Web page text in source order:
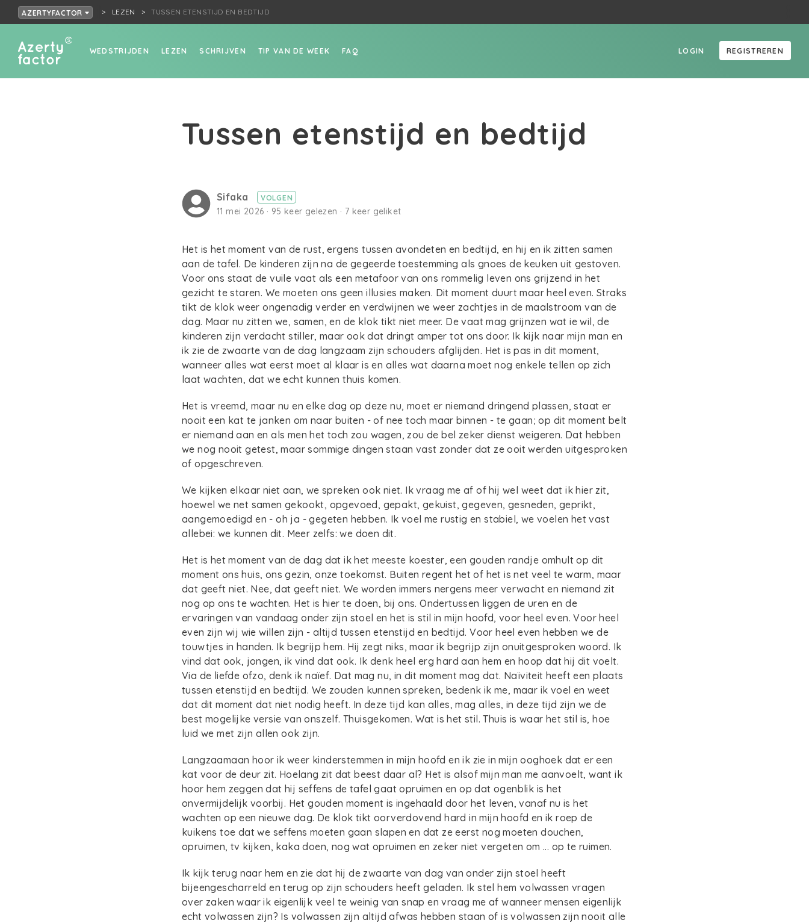
AZERTYFACTOR LEZEN TUSSEN ETENSTIJD EN BEDTIJD
WEDSTRIJDEN LEZEN SCHRIJVEN TIP VAN DE WEEK FAQ LOGIN REGISTREREN
Tussen etenstijd en bedtijd
Sifaka VOLGEN
11 mei 2026 · 95 keer gelezen · 7 keer geliket
Het is het moment van de rust, ergens tussen avondeten en bedtijd, en hij en ik zitten samen
aan de tafel. De kinderen zijn na de gegeerde toestemming als gnoes de keuken uit gestoven.
Voor ons staat de vuile vaat als een metafoor van ons rommelig leven ons grijzend in het
gezicht te staren. We moeten ons geen illusies maken. Dit moment duurt maar heel even. Straks
tikt de klok weer ongenadig verder en verdwijnen we weer zachtjes in de maalstroom van de
dag. Maar nu zitten we, samen, en de klok tikt niet meer. De vaat mag grijnzen wat ie wil, de
kinderen zijn verdacht stiller, maar ook dat dringt amper tot ons door. Ik kijk naar mijn man en
ik zie de zwaarte van de dag langzaam zijn schouders afglijden. Het is pas in dit moment,
wanneer alles wat eerst moet al klaar is en alles wat daarna moet nog enkele tellen op zich
laat wachten, dat we echt kunnen thuis komen.
Het is vreemd, maar nu en elke dag op deze nu, moet er niemand dringend plassen, staat er
nooit een kat te janken om naar buiten - of nee toch maar binnen - te gaan; op dit moment belt
er niemand aan en als men het toch zou wagen, zou de bel zeker dienst weigeren. Dat hebben
we nog nooit getest, maar sommige dingen staan vast zonder dat ze ooit werden uitgesproken
of opgeschreven.
We kijken elkaar niet aan, we spreken ook niet. Ik vraag me af of hij wel weet dat ik hier zit,
hoewel we net samen gekookt, opgevoed, gepakt, gekuist, gegeven, gesneden, geprikt,
aangemoedigd en - oh ja - gegeten hebben. Ik voel me rustig en stabiel, we voelen het vast
allebei: we kunnen dit. Meer zelfs: we doen dit.
Het is het moment van de dag dat ik het meeste koester, een gouden randje omhult op dit
moment ons huis, ons gezin, onze toekomst. Buiten regent het of het is net veel te warm, maar
dat geeft niet. Nee, dat geeft niet. We worden immers nergens meer verwacht en niemand zit
nog op ons te wachten. Het is hier te doen, bij ons. Ondertussen liggen de uren en de
ervaringen van vandaag onder zijn stoel en het is stil in mijn hoofd, voor heel even. Voor heel
even zijn wij wie willen zijn - altijd tussen etenstijd en bedtijd. Voor heel even hebben we de
touwtjes in handen. Ik begrijp hem. Hij zegt niks, maar ik begrijp zijn onuitgesproken woord. Ik
vind dat ook, jongen, ik vind dat ook. Ik denk heel erg hard aan hem en hoop dat hij dit voelt.
Via de liefde ofzo, denk ik naïef. Dat mag nu, in dit moment mag dat. Naïviteit heeft een plaats
tussen etenstijd en bedtijd. We zouden kunnen spreken, bedenk ik me, maar ik voel en weet
dat dit moment dat niet nodig heeft. In deze tijd kan alles, mag alles, in deze tijd zijn we de
best mogelijke versie van onszelf. Thuisgekomen. Wat is het stil. Thuis is waar het stil is, hoe
luid we met zijn allen ook zijn.
Langzaamaan hoor ik weer kinderstemmen in mijn hoofd en ik zie in mijn ooghoek dat er een
kat voor de deur zit. Hoelang zit dat beest daar al? Het is alsof mijn man me aanvoelt, want ik
hoor hem zeggen dat hij seffens de tafel gaat opruimen en op dat ogenblik is het
onvermijdelijk voorbij. Het gouden moment is ingehaald door het leven, vanaf nu is het
wachten op een nieuwe dag. De klok tikt oorverdovend hard in mijn hoofd en ik roep de
kuikens toe dat we seffens moeten gaan slapen en dat ze eerst nog moeten douchen,
opruimen, tv kijken, kaka doen, nog wat opruimen en zeker niet vergeten om ... op te ruimen.
Ik kijk terug naar hem en zie dat hij de zwaarte van dag van onder zijn stoel heeft
bijeengescharreld en terug op zijn schouders heeft geladen. Ik stel hem volwassen vragen
over zaken waar ik eigenlijk veel te weinig van snap en vraag me af wanneer mensen eigenlijk
echt volwassen zijn? Is volwassen zijn altijd afwas hebben staan of is volwassen zijn nooit alle